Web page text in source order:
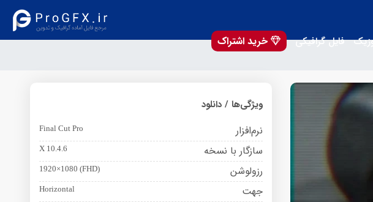
فایل گرافیکی
خرید اشتراک
ویژگی‌ها / دانلود
نرم‌افزار Final Cut Pro
سازگار با نسخه X 10.4.6
رزولوشن 1920×1080 (FHD)
جهت Horizontal